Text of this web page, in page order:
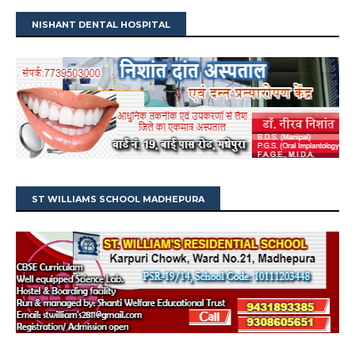
NISHANT DENTAL HOSPITAL
ST WILLIAMS SCHOOL MADHEPURA